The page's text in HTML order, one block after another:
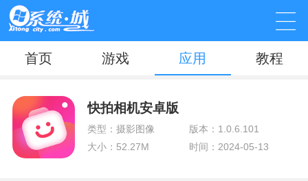
首页 游戏 应用 教程
快拍相机安卓版
类型：摄影图像
版本：1.0.6.101
大小：52.27M
时间：2024-05-13